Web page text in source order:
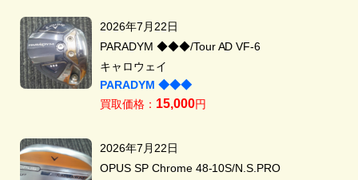
2026年7月22日
PARADYM ◆◆◆/Tour AD VF-6
キャロウェイ
PARADYM ◆◆◆
買取価格： 15,000円
2026年7月22日
OPUS SP Chrome 48-10S/N.S.PRO